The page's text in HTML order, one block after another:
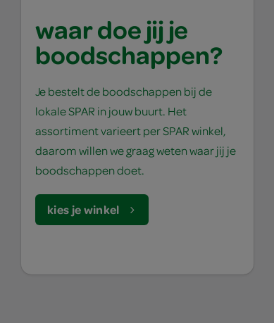
waar doe jij je
boodschappen?
Je bestelt de boodschappen bij de
lokale SPAR in jouw buurt. Het
assortiment varieert per SPAR winkel,
daarom willen we graag weten waar jij je
boodschappen doet.
kies je winkel